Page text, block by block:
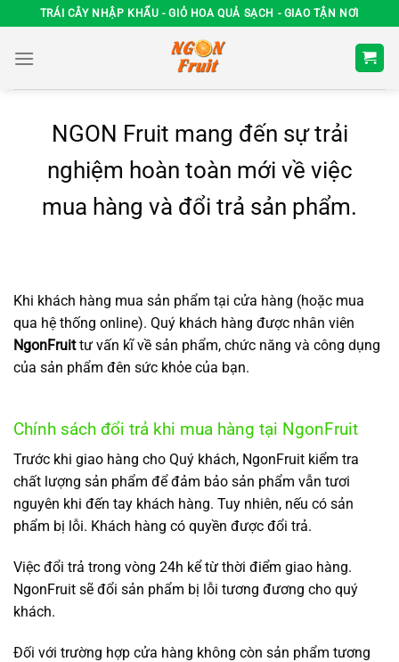
Chuyển
đến
nội
TRÁI CÂY NHẬP KHẨU - GIỎ HOA QUẢ SẠCH - GIAO TẬN NƠI
NGON Fruit mang đến sự trải
nghiệm hoàn toàn mới về việc
mua hàng và đổi trả sản phẩm.
Khi khách hàng mua sản phẩm tại cửa hàng (hoặc mua
qua hệ thống online). Quý khách hàng được nhân viên
NgonFruittư vấn kĩ về sản phẩm, chức năng và công dụng
của sản phẩm đên sức khỏe của bạn.
Chính sách đổi trả khi mua hàng tại NgonFruit
Trước khi giao hàng cho Quý khách, NgonFruit kiểm tra
chất lượng sản phẩm để đảm bảo sản phẩm vẫn tươi
nguyên khi đến tay khách hàng. Tuy nhiên, nếu có sản
phẩm bị lỗi. Khách hàng có quyền được đổi trả.
Việc đổi trả trong vòng 24h kể từ thời điểm giao hàng.
NgonFruit sẽ đổi sản phẩm bị lỗi tương đương cho quý
khách.
Đối với trường hợp cửa hàng không còn sản phẩm tương